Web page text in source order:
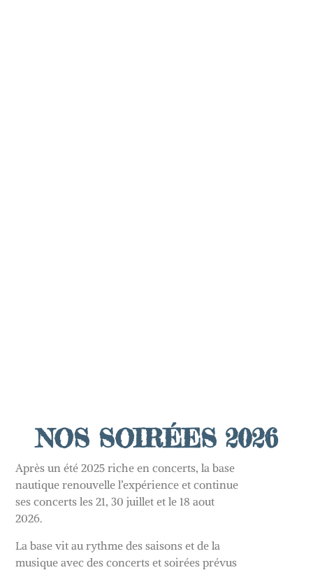
NOS SOIRÉES 2026
Après un été 2025 riche en concerts, la base
nautique renouvelle l’expérience et continue
ses concerts les 21, 30juillet et le 18 aout
2026.
La base vit au rythme des saisons et de la
musique avec des concerts et soirées prévus